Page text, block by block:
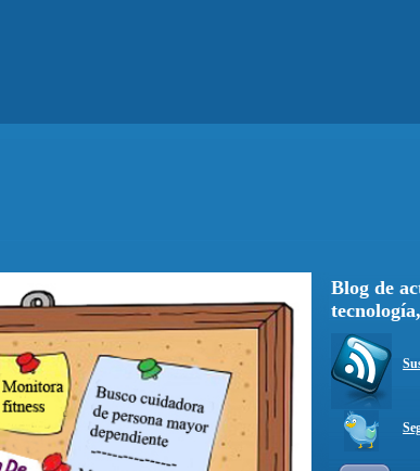
Blog de